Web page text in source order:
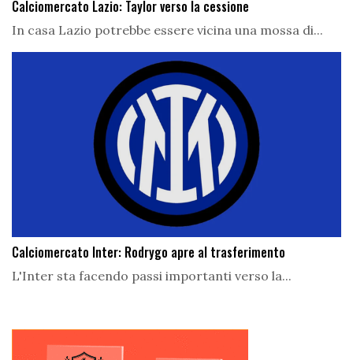
Calciomercato Lazio: Taylor verso la cessione
In casa Lazio potrebbe essere vicina una mossa di...
Calciomercato Inter: Rodrygo apre al trasferimento
L'Inter sta facendo passi importanti verso la...